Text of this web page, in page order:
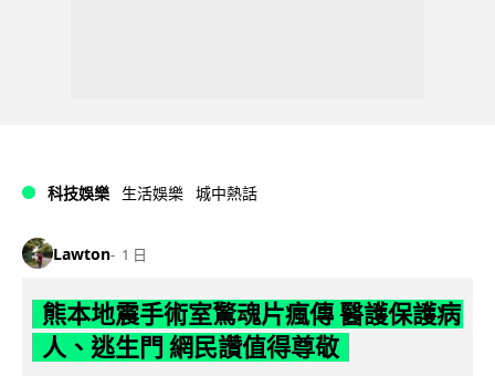
科技娛樂 生活娛樂 城中熱話
Lawton 1 日
熊本地震手術室驚魂片瘋傳 醫護保護病
人、逃生門 網民讚值得尊敬